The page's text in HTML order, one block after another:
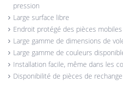
pression
Large surface libre
Endroit protégé des pièces mobiles
Large gamme de dimensions de
Large gamme de couleurs
Installation facile, même dans les
Disponibilité de pièces de rechange